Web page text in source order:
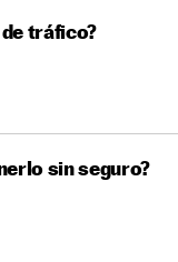
tráfico?
sin seguro?